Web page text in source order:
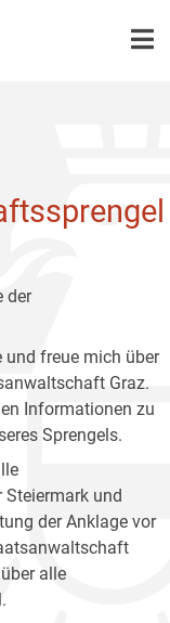
der
und freue mich über
Graz.
Informationen zu
Sprengels.
und
der Anklage vor
alle